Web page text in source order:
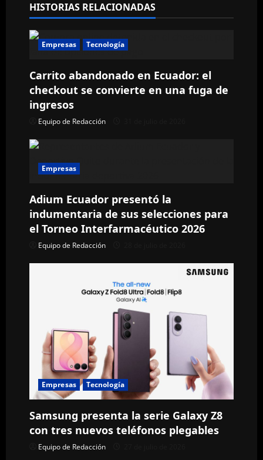
c
i
ó
n
d
e
e
t
r
a
HISTORIAS RELACIONADAS
Empresas Tecnología
Carrito abandonado en Ecuador: el
checkout se convierte en una fuga de
ingresos
Equipo de Redacción
Empresas
Adium Ecuador presentó la
indumentaria de sus selecciones para
el Torneo Interfarmacéutico 2026
Equipo de Redacción
Empresas Tecnología
Samsung presenta la serie Galaxy Z8
con tres nuevos teléfonos plegables
Equipo de Redacción